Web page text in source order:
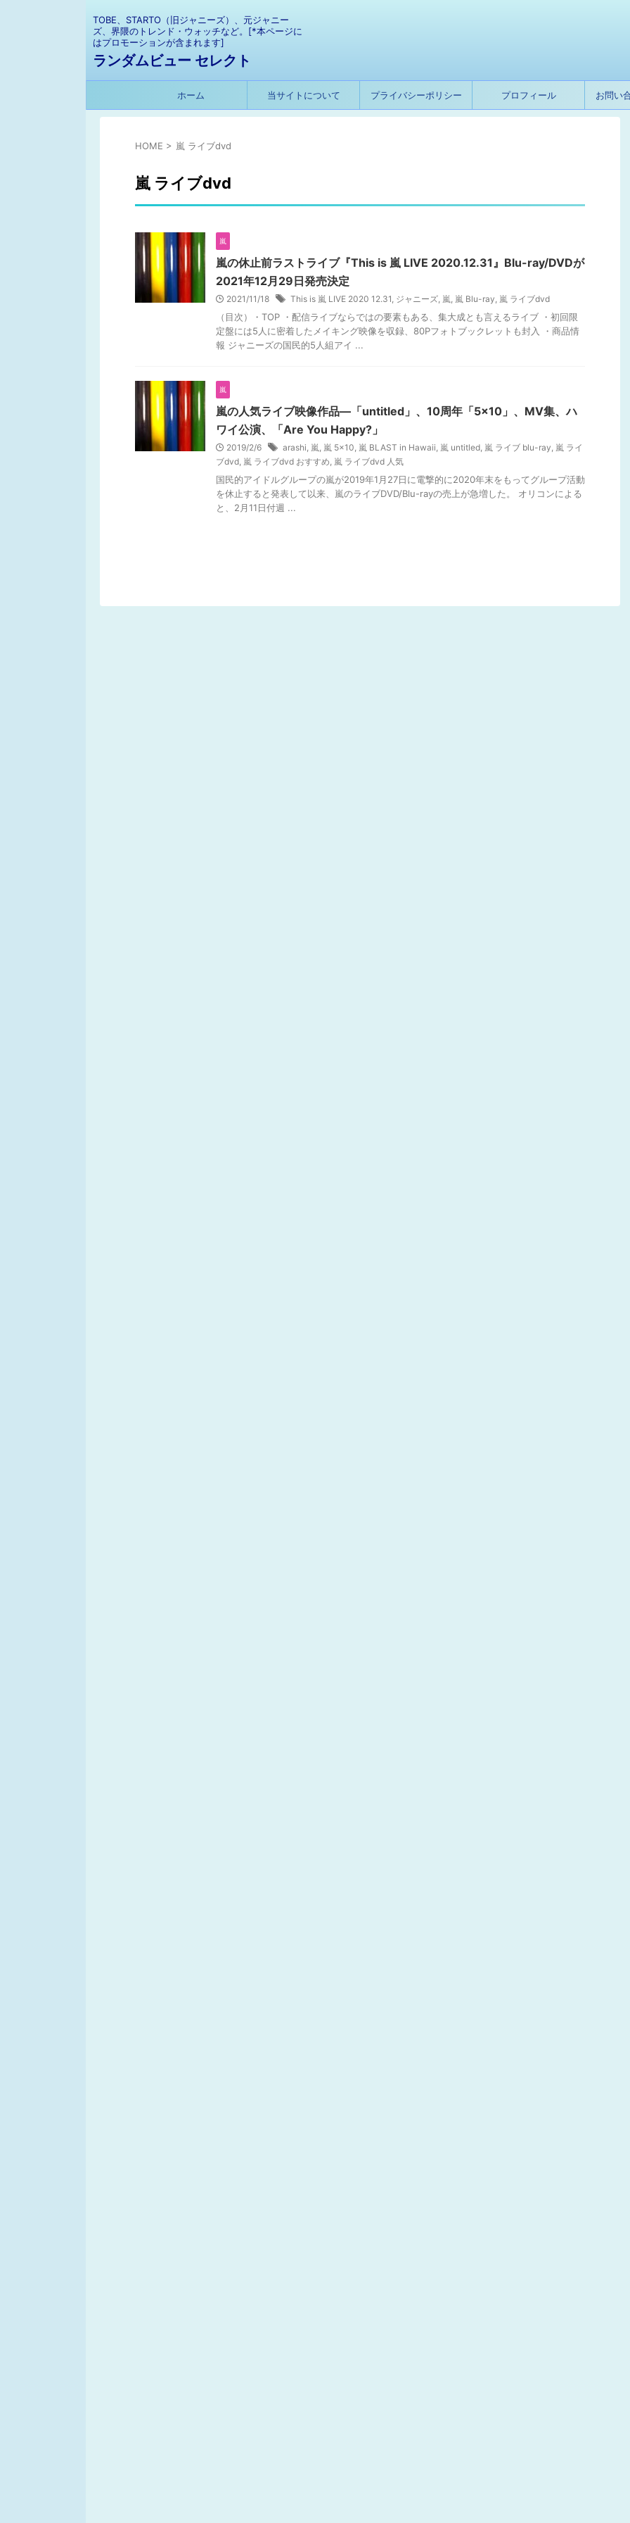
TOBE、STARTO（旧ジャニーズ）、元ジャニー
ズ、界隈のトレンド・ウォッチなど。[*本ページに
はプロモーションが含まれます]
ランダムビュー セレクト
ホーム 当サイトについて プライバシーポリシー プロフィール お問い
HOME > 嵐 ライブdvd
嵐 ライブdvd
嵐
嵐の休止前ラストライブ『This is 嵐 LIVE 2020.12.31』Blu-ray/DVDが
2021年12月29日発売決定
2021/11/18 This is 嵐 LIVE 2020 12.31, ジャニーズ, 嵐, 嵐 Blu-ray, 嵐 ライブdvd
（目次）・TOP ・配信ライブならではの要素もある、集大成とも言えるライブ ・初回限
定盤には5人に密着したメイキング映像を収録、80Pフォトブックレットも封入 ・商品情
報 ジャニーズの国民的5人組アイ ...
嵐
嵐の人気ライブ映像作品―「untitled」、10周年「5×10」、MV集、ハ
ワイ公演、「Are You Happy?」
2019/2/6 arashi, 嵐, 嵐 5×10, 嵐 BLAST in Hawaii, 嵐 untitled, 嵐 ライブ blu-ray, 嵐 ライ
ブdvd, 嵐 ライブdvd おすすめ, 嵐 ライブdvd 人気
国民的アイドルグループの嵐が2019年1月27日に電撃的に2020年末をもってグループ活動
を休止すると発表して以来、嵐のライブDVD/Blu-rayの売上が急増した。 オリコンによる
と、2月11日付週 ...